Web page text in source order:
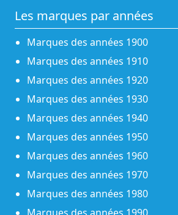
Les marques par années
Marques des années 1900
Marques des années 1910
Marques des années 1920
Marques des années 1930
Marques des années 1940
Marques des années 1950
Marques des années 1960
Marques des années 1970
Marques des années 1980